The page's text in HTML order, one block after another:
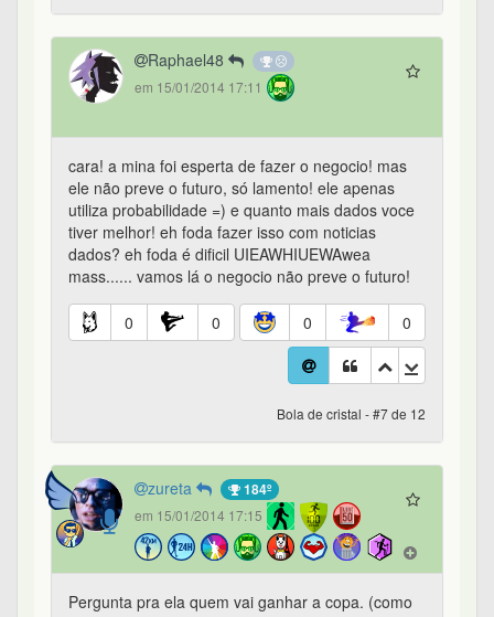
Raphael48
em 15/01/2014 17:11
cara! a mina foi esperta de fazer o negocio! mas
ele não preve o futuro, só lamento! ele apenas
utiliza probabilidade =) e quanto mais dados voce
tiver melhor! eh foda fazer isso com noticias
dados? eh foda é dificil UIEAWHIUEWAwea
mass...... vamos lá o negocio não preve o futuro!
0 0 0 0
Bola de cristal - #7 de 12
zureta 184º
em 15/01/2014 17:15
Pergunta pra ela quem vai ganhar a copa. (como